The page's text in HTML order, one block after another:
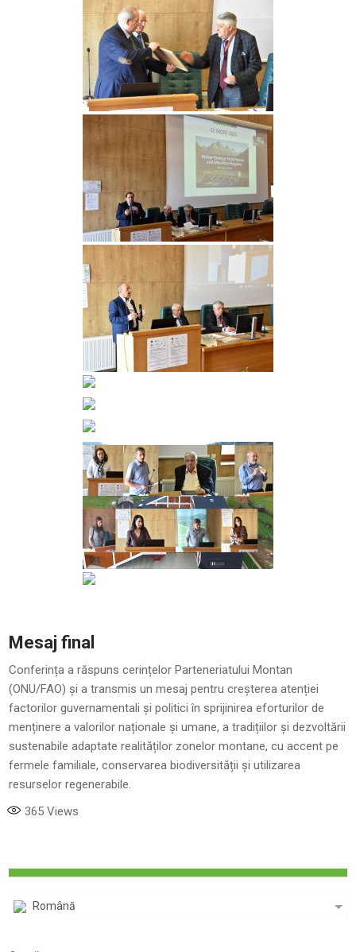
Mesaj final
Conferința a răspuns cerințelor Parteneriatului Montan
(ONU/FAO) și a transmis un mesaj pentru creșterea atenției
factorilor guvernamentali și politici în sprijinirea eforturilor de
menținere a valorilor naționale și umane, a tradițiilor și dezvoltării
sustenabile adaptate realităților zonelor montane, cu accent pe
fermele familiale, conservarea biodiversității și utilizarea
resurselor regenerabile.
365 Views
Română